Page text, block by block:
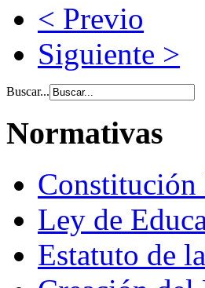
< Previo
Siguiente >
Buscar...
Normativas
Constitución
Ley de
Estatuto de